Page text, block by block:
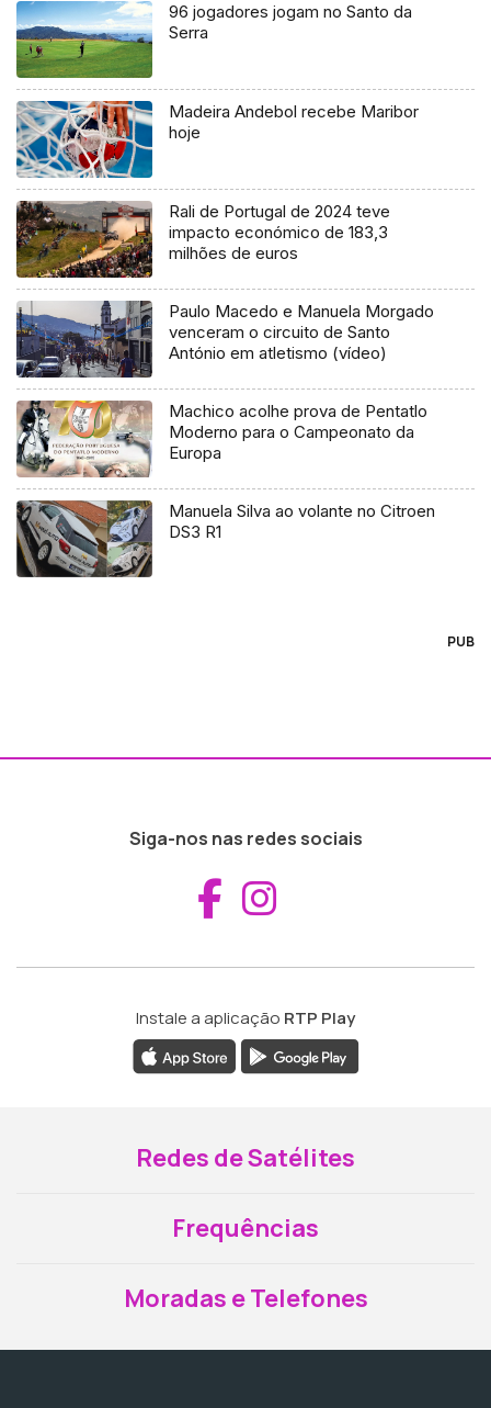
96 jogadores jogam no Santo da
Serra
Madeira Andebol recebe Maribor
hoje
Rali de Portugal de 2024 teve
impacto económico de 183,3
milhões de euros
Paulo Macedo e Manuela Morgado
venceram o circuito de Santo
António em atletismo (vídeo)
Machico acolhe prova de Pentatlo
Moderno para o Campeonato da
Europa
Manuela Silva ao volante no Citroen
DS3 R1
PUB
Siga-nos nas redes sociais
Aceder ao
Instale a aplicação RTP Play
Redes de Satélites
Frequências
Moradas e Telefones